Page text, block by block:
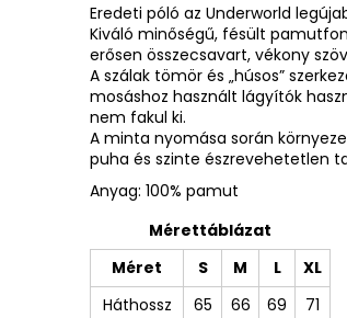
Eredeti póló az Underworld
Kiváló minőségű, fésült
erősen összecsavart, vékony
A szálak tömör és „húsos”
mosáshoz használt lágyítók
nem fakul ki.
A minta nyomása során
puha és szinte észrevehetetlen
Anyag: 100% pamut
Mérettáblázat
Méret
S M L
XL
Háthossz
65 66 69
71